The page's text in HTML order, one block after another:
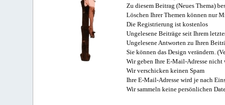
Zu diesem Beitrag (Neues Thema)
Löschen Ihrer Themen können nur
Die Registrierung ist kostenlos
Ungelesene Beiträge seit Ihrem
Ungelesene Antworten zu Ihren
Sie können das Design verändern.
Wir geben Ihre E-Mail-Adresse nicht
Wir verschicken keinen Spam
Ihre E-Mail-Adresse wird je nach
Wir sammeln keine persönlichen